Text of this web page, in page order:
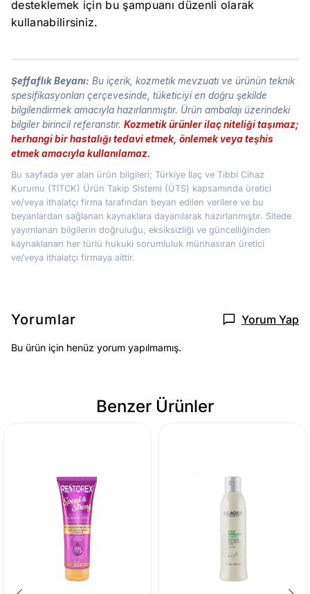
desteklemek için bu şampuanı düzenli olarak
kullanabilirsiniz.
Şeffaflık Beyanı: Bu içerik, kozmetik mevzuatı ve ürünün teknik
spesifikasyonları çerçevesinde, tüketiciyi en doğru şekilde
bilgilendirmek amacıyla hazırlanmıştır. Ürün ambalajı üzerindeki
bilgiler birincil referanstır. Kozmetik ürünler ilaç niteliği taşımaz;
herhangi bir hastalığı tedavi etmek, önlemek veya teşhis
etmek amacıyla kullanılamaz.
Bu sayfada yer alan ürün bilgileri; Türkiye İlaç ve Tıbbi Cihaz
Kurumu (TİTCK) Ürün Takip Sistemi (ÜTS) kapsamında üretici
ve/veya ithalatçı firma tarafından beyan edilen verilere ve bu
beyanlardan sağlanan kaynaklara dayanılarak hazırlanmıştır. Sitede
yayımlanan bilgilerin doğruluğu, eksiksizliği ve güncelliğinden
kaynaklanan her türlü hukuki sorumluluk münhasıran üretici
ve/veya ithalatçı firmaya aittir.
Yorumlar Yorum Yap
Bu ürün için henüz yorum yapılmamış.
Benzer Ürünler